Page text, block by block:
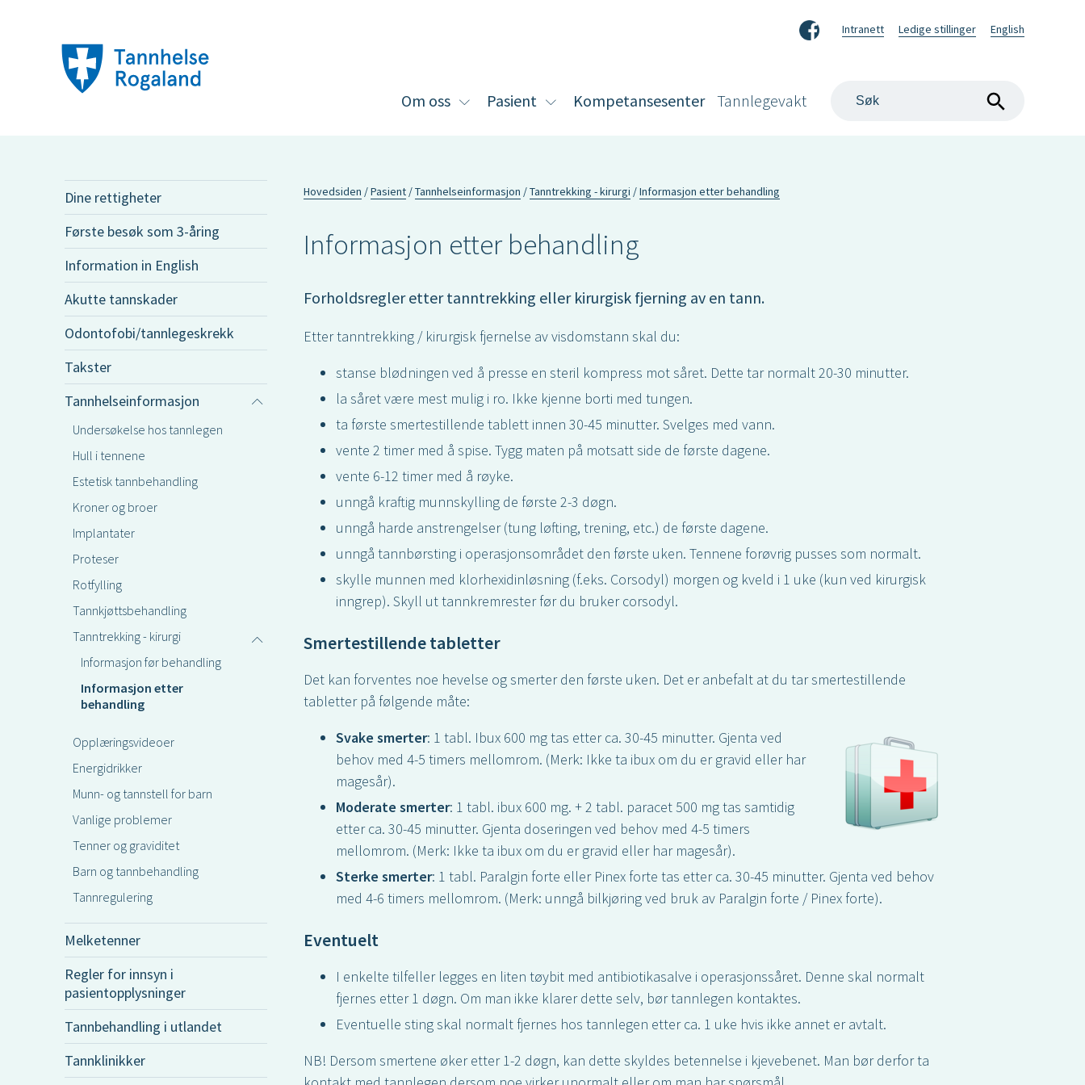
FacebookIntranett Ledige stillinger English
Om oss
Vis
Pasient
Vis
Kompetansesenter Tannlegevakt
Dine rettigheter
Første besøk som 3-åring
Information in English
Akutte tannskader
Odontofobi/tannlegeskrekk
Takster
Tannhelseinformasjon
Undersøkelse hos tannlegen
Hull i tennene
Estetisk tannbehandling
Kroner og broer
Implantater
Proteser
Rotfylling
Tannkjøttsbehandling
Tanntrekking - kirurgi
Informasjon før behandling
Informasjon etter
behandling
Opplæringsvideoer
Energidrikker
Munn- og tannstell for barn
Vanlige problemer
Tenner og graviditet
Barn og tannbehandling
Tannregulering
Melketenner
Regler for innsyn i
pasientopplysninger
Tannbehandling i utlandet
Tannklinikker
Hovedsiden Pasient Tannhelseinformasjon Tanntrekking - kirurgi Informasjon etter behandling
Informasjon etter behandling
Forholdsregler etter tanntrekking eller kirurgisk fjerning av en tann.
Etter tanntrekking / kirurgisk fjernelse av visdomstann skal du:
stanse blødningen ved å presse en steril kompress mot såret. Dette tar normalt 20-30 minutter.
la såret være mest mulig i ro. Ikke kjenne borti med tungen.
ta første smertestillende tablett innen 30-45 minutter. Svelges med vann.
vente 2 timer med å spise. Tygg maten på motsatt side de første dagene.
vente 6-12 timer med å røyke.
unngå kraftig munnskylling de første 2-3 døgn.
unngå harde anstrengelser (tung løfting, trening, etc.) de første dagene.
unngå tannbørsting i operasjonsområdet den første uken. Tennene forøvrig pusses som normalt.
skylle munnen med klorhexidinløsning (f.eks. Corsodyl) morgen og kveld i 1 uke (kun ved kirurgisk
inngrep). Skyll ut tannkremrester før du bruker corsodyl.
Smertestillende tabletter
Det kan forventes noe hevelse og smerter den første uken. Det er anbefalt at du tar smertestillende
tabletter på følgende måte:
Svake smerter: 1 tabl. Ibux 600 mg tas etter ca. 30-45 minutter. Gjenta ved
behov med 4-5 timers mellomrom. (Merk: Ikke ta ibux om du er gravid eller har
magesår).
Moderate smerter: 1 tabl. ibux 600 mg. + 2 tabl. paracet 500 mg tas samtidig
etter ca. 30-45 minutter. Gjenta doseringen ved behov med 4-5 timers
mellomrom. (Merk: Ikke ta ibux om du er gravid eller har magesår).
Sterke smerter: 1 tabl. Paralgin forte eller Pinex forte tas etter ca. 30-45 minutter. Gjenta ved behov
med 4-6 timers mellomrom. (Merk: unngå bilkjøring ved bruk av Paralgin forte / Pinex forte).
Eventuelt
I enkelte tilfeller legges en liten tøybit med antibiotikasalve i operasjonssåret. Denne skal normalt
fjernes etter 1 døgn. Om man ikke klarer dette selv, bør tannlegen kontaktes.
Eventuelle sting skal normalt fjernes hos tannlegen etter ca. 1 uke hvis ikke annet er avtalt.
NB! Dersom smertene øker etter 1-2 døgn, kan dette skyldes betennelse i kjevebenet. Man bør derfor ta